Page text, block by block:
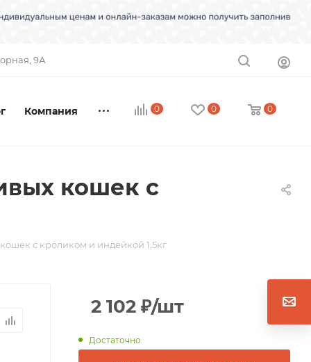
9А
0 0 0
Компания
кошек с
с кроликом и индейкой 1,5кг
2 102 ₽/шт
Достаточно